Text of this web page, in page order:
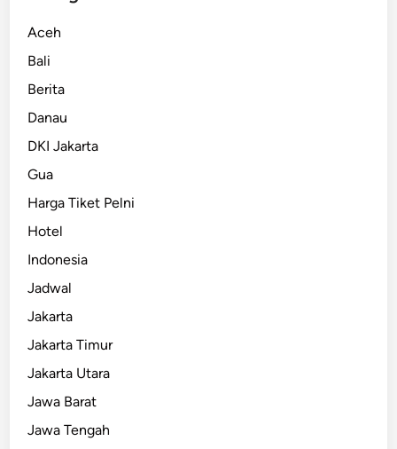
Aceh
Bali
Berita
Danau
DKI Jakarta
Gua
Harga Tiket Pelni
Hotel
Indonesia
Jadwal
Jakarta
Jakarta Timur
Jakarta Utara
Jawa Barat
Jawa Tengah